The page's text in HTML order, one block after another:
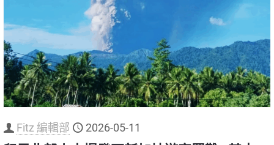
Fitz 編輯部 2026-05-11